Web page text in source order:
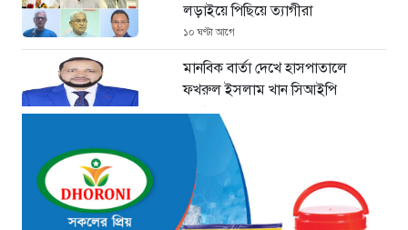
লড়াইয়ে পিছিয়ে ত্যাগীরা
১০ ঘণ্টা আগে
মানবিক বার্তা দেখে হাসপাতালে
ফখরুল ইসলাম খান সিআইপি
১২ ঘণ্টা আগে
ছাগলনাইয়ায় চিহ্নিত ডাকাত ‘গুন্ডা
রনি’ গ্রেপ্তার
১২ ঘণ্টা আগে